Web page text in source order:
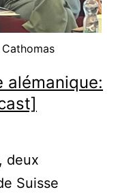
alémanique:
deux
Suisse